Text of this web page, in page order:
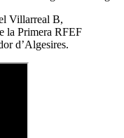
Villarreal B,
la Primera RFEF
d’Algesires.